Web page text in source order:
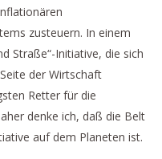
zusteuern. In einem
Straße“-Initiative, die sich
der Wirtschaft
Retter für die
denke ich, daß die Belt
auf dem Planeten ist.